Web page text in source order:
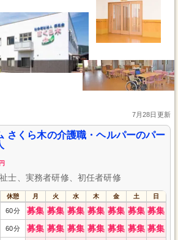
7月28日更新
さくら木の介護職・ヘルパーのパー
円
士、実務者研修、初任者研修
休憩 月 火 水 木 金 土 日
60分 募集 募集 募集 募集 募集 募集 募集
60分 募集 募集 募集 募集 募集 募集 募集